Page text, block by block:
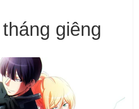
giêng